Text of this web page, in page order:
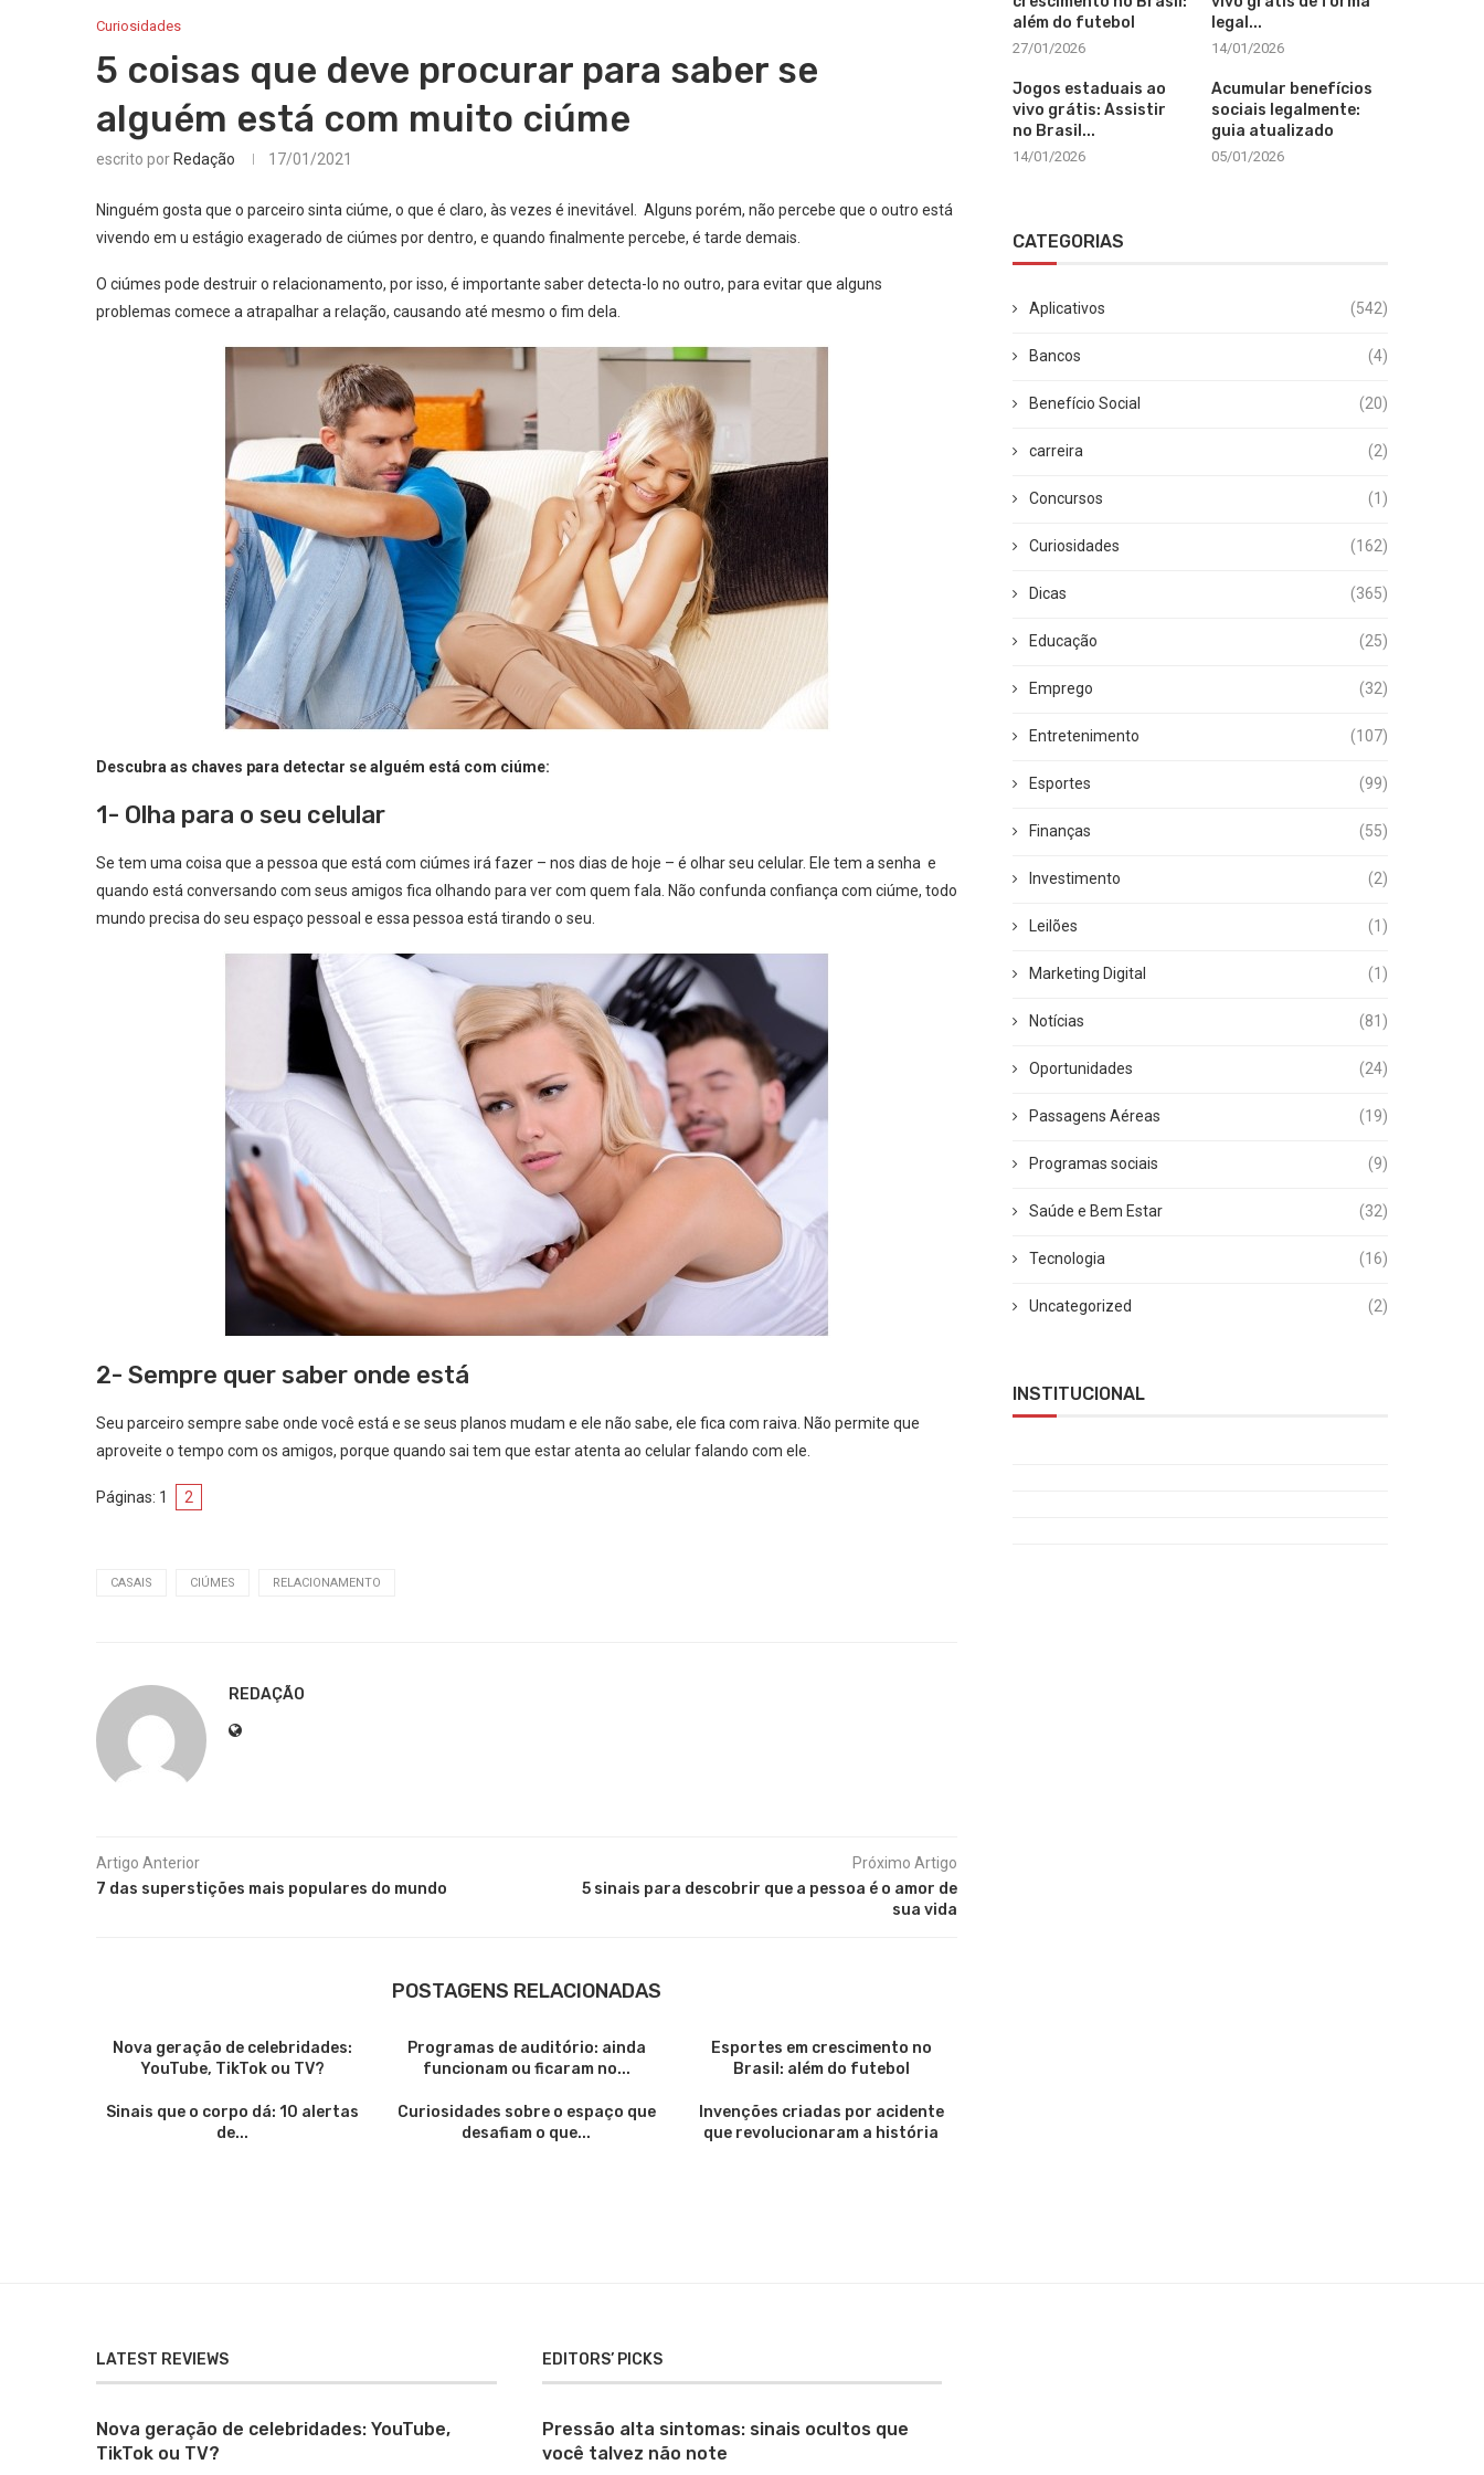
Curiosidades
5 coisas que deve procurar para saber se
alguém está com muito ciúme
escrito por Redação 17/01/2021
Ninguém gosta que o parceiro sinta ciúme, o que é claro, às vezes é inevitável. Alguns porém, não percebe que o outro está
vivendo em u estágio exagerado de ciúmes por dentro, e quando finalmente percebe, é tarde demais.
O ciúmes pode destruir o relacionamento, por isso, é importante saber detecta-lo no outro, para evitar que alguns
problemas comece a atrapalhar a relação, causando até mesmo o fim dela.
Descubra as chaves para detectar se alguém está com ciúme:
1- Olha para o seu celular
Se tem uma coisa que a pessoa que está com ciúmes irá fazer – nos dias de hoje – é olhar seu celular. Ele tem a senha e
quando está conversando com seus amigos fica olhando para ver com quem fala. Não confunda confiança com ciúme, todo
mundo precisa do seu espaço pessoal e essa pessoa está tirando o seu.
2- Sempre quer saber onde está
Seu parceiro sempre sabe onde você está e se seus planos mudam e ele não sabe, ele fica com raiva. Não permite que
aproveite o tempo com os amigos, porque quando sai tem que estar atenta ao celular falando com ele.
Páginas: 1 2
CASAIS CIÚMES RELACIONAMENTO
REDAÇÃO
Artigo Anterior
7 das superstições mais populares do mundo
Próximo Artigo
5 sinais para descobrir que a pessoa é o amor de
sua vida
POSTAGENS RELACIONADAS
Nova geração de celebridades:
YouTube, TikTok ou TV?
Programas de auditório: ainda
funcionam ou ficaram no...
Esportes em crescimento no
Brasil: além do futebol
Sinais que o corpo dá: 10 alertas
de...
Curiosidades sobre o espaço que
desafiam o que...
Invenções criadas por acidente
que revolucionaram a história
além do futebol
27/01/2026
legal...
14/01/2026
Jogos estaduais ao
vivo grátis: Assistir
no Brasil...
14/01/2026
Acumular benefícios
sociais legalmente:
guia atualizado
05/01/2026
CATEGORIAS
Aplicativos (542)
Bancos (4)
Benefício Social (20)
carreira (2)
Concursos (1)
Curiosidades (162)
Dicas (365)
Educação (25)
Emprego (32)
Entretenimento (107)
Esportes (99)
Finanças (55)
Investimento (2)
Leilões (1)
Marketing Digital (1)
Notícias (81)
Oportunidades (24)
Passagens Aéreas (19)
Programas sociais (9)
Saúde e Bem Estar (32)
Tecnologia (16)
Uncategorized (2)
INSTITUCIONAL
LATEST REVIEWS
Nova geração de celebridades: YouTube,
TikTok ou TV?
EDITORS’ PICKS
Pressão alta sintomas: sinais ocultos que
você talvez não note